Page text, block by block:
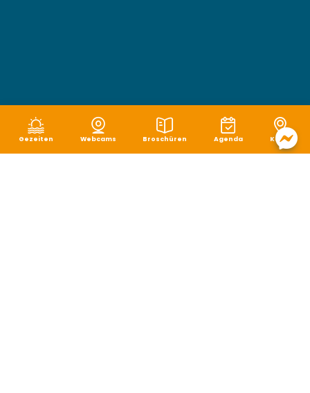
Gezeiten Webcams Broschüren Agenda Karte